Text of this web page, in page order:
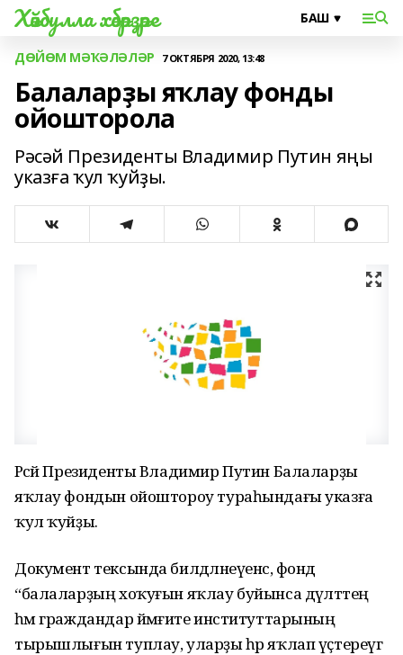
Хәйбулла хәбәрҙәре
ДӨЙӨМ МӘҠӘЛӘЛӘР 7 ОКТЯБРЯ 2020, 13:48
Балаларҙы яҡлау фонды
ойошторола
Рәсәй Президенты Владимир Путин яңы
указға ҡул ҡуйҙы.
Рәсәй Президенты Владимир Путин Балаларҙы
яҡлау фондын ойоштороу тураһындағы указға
ҡул ҡуйҙы.
Документ тексында билдәләнеүенсә, фонд
“балаларҙың хоҡуғын яҡлау буйынса дәүләттең
һәм граждандар йәмғиәте институттарының
тырышлығын туплау, уларҙы һәр яҡлап үҫтереүгә